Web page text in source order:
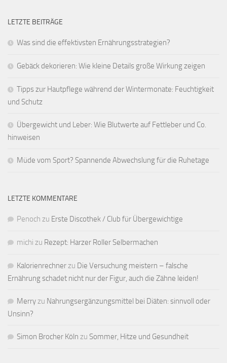
LETZTE BEITRÄGE
Was sind die effektivsten Ernährungsstrategien?
Gebäck dekorieren: Wie kleine Details große Wirkung zeigen
Tipps zur Hautpflege während der Wintermonate: Feuchtigkeit
und Schutz
Übergewicht und Leber: Wie Blutwerte auf Fettleber und Co.
hinweisen
Müde vom Sport? Spannende Abwechslung für die Ruhetage
LETZTE KOMMENTARE
Penoch zu Erste Discothek / Club für Übergewichtige
michi zu Rezept: Harzer Roller Selbermachen
Kalorienrechnerzu Die Versuchung meistern – falsche
Ernährung schadet nicht nur der Figur, auch die Zähne leiden!
Merryzu Nahrungsergänzungsmittel bei Diäten: sinnvoll oder
Unsinn?
Simon Brocher Köln zu Sommer, Hitze und Gesundheit